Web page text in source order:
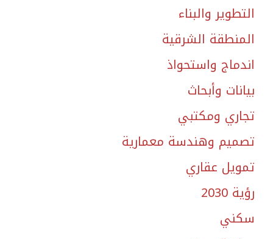
التطوير والبناء
المنطقة الشرقية
اندماج واستحواذ
بيانات وأبحاث
تجاري ومكتبي
تصميم وهندسة معمارية
تمويل عقاري
رؤية 2030
سكني